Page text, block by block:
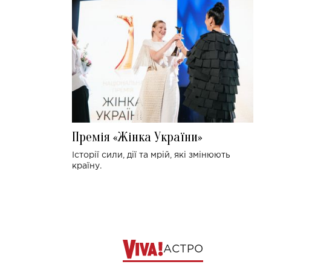
Премія «Жінка України»
Історії сили, дії та мрій, які змінюють
країну.
АСТРО